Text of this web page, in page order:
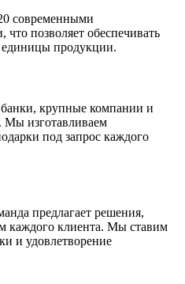
современными
позволяет обеспечивать
единицы продукции.
крупные компании и
Мы изготавливаем
под запрос каждого
предлагает решения,
каждого клиента. Мы ставим
и удовлетворение